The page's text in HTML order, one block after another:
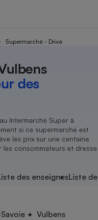
Supermarché - Drive
des
Intermarché Super à
si ce supermarché est
les prix sur une centaine
consommateurs et dresse
des enseignesListe
Vulbens
alimentaire
- Vente - Location
- Grande surface
- Fidélisation
Organismes de défense
judiciaire
- Vente - Travaux
Location
- Tourisme
électrique
administrative
Senior
marchand
Train
aérien
Ensemble